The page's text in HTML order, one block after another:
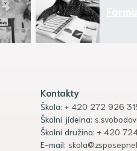
Kontakty
Škola: + 420 272 926
Školní jídelna:
Školní družina: + 420
E-mail: